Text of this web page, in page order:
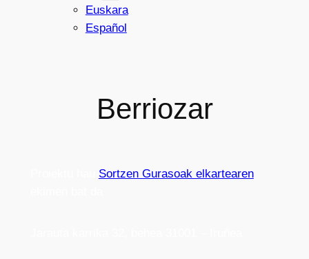
Euskara
Español
Berriozar
Sortzen Gurasoak elkartearen